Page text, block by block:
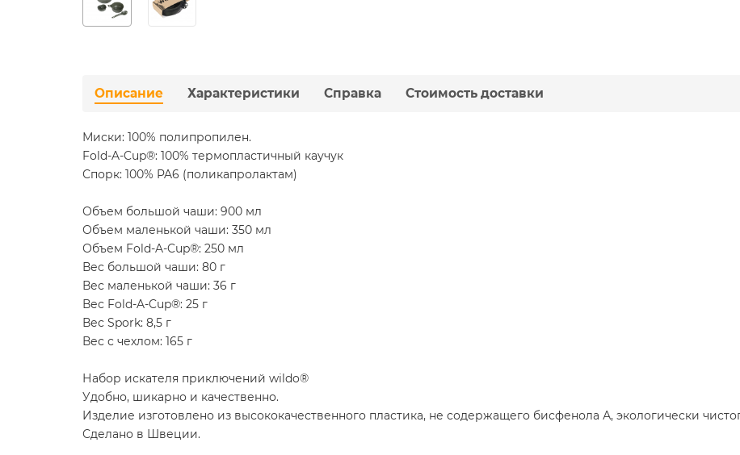
Описание Характеристики Справка Стоимость доставки
Миски: 100% полипропилен.
Fold-A-Cup®: 100% термопластичный каучук
Спорк: 100% PA6 (поликапролактам)
Объем большой чаши: 900 мл
Объем маленькой чаши: 350 мл
Объем Fold-A-Cup®: 250 мл
Вес большой чаши: 80 г
Вес маленькой чаши: 36 г
Вес Fold-A-Cup®: 25 г
Вес Spork: 8,5 г
Вес с чехлом: 165 г
Набор искателя приключений wildo®
Удобно, шикарно и качественно.
Изделие изготовлено из высококачественного пластика, не содержащего бисфенола А, экологически
Сделано в Швеции.